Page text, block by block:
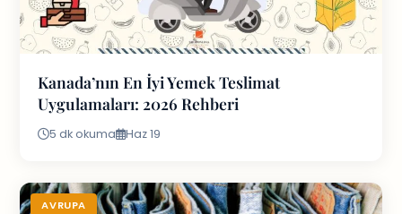
Kanada’nın En İyi Yemek Teslimat
Uygulamaları: 2026 Rehberi
5 dk okuma Haz 19
AVRUPA